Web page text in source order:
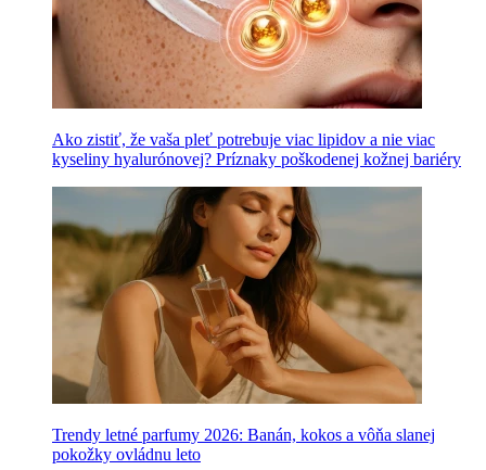
Ako zistiť, že vaša pleť potrebuje viac lipidov a nie viac
kyseliny hyalurónovej? Príznaky poškodenej kožnej bariéry
Trendy letné parfumy 2026: Banán, kokos a vôňa slanej
pokožky ovládnu leto